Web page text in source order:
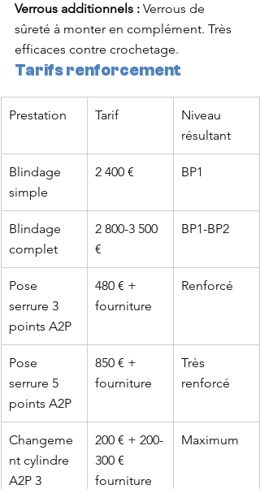
Verrous additionnels : Verrous de
sûreté à monter en complément. Très
efficaces contre crochetage.
Tarifs renforcement
Prestation Tarif
Niveau
résultant
Blindage
simple
2 400 € BP1
Blindage
complet
2 800-3 500
€
BP1-BP2
Pose
serrure 3
points A2P
480 € +
fourniture
Renforcé
Pose
serrure 5
points A2P
850 € +
fourniture
Très
renforcé
Changeme
nt cylindre
A2P 3
200 € + 200-
300 €
fourniture
Maximum